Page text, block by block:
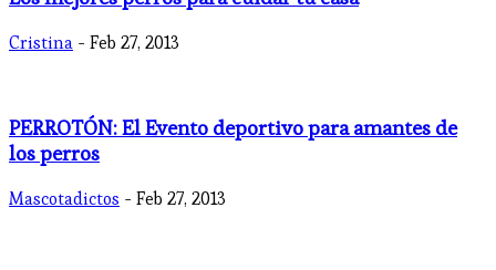
Cristina - Feb 27, 2013
PERROTÓN: El Evento deportivo para amantes de
los perros
Mascotadictos - Feb 27, 2013